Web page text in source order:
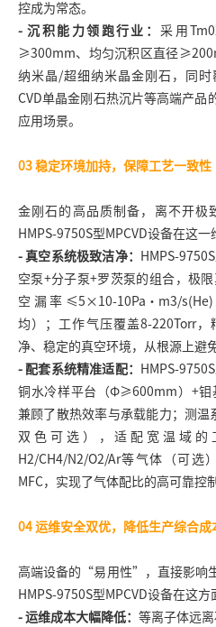
控成为常态。
- 沉积能力领跑行业：采用
≥300mm、均匀沉积区直径
纳米晶/超细纳米晶金刚石，同时
CVD单晶金刚石热沉片等高端产品
应用场景。
03稳定环境加持，保障工艺一致性
金刚石的高品质制备，离不开极
HMPS-9750S型MPCVD设备在这一
- 真空系统极致洁净： HMPS-
空泵+分子泵+罗茨泵的组合，极
空漏率≤5×10-10Pa·m3/
均）；工作气压覆盖8-220Torr
净、稳定的真空环境，从根源上避
- 配套系统精准适配： HMPS-
铜水冷样平台（Φ≥600mm）+钼
兼顾了散热效率与承载能力；测
双色可选），适配宽温域
H2/CH4/N2/O2/Ar等气体（可选
MFC，实现了气体配比的高可靠控制
04 运维安全双优，降低生产综合成
高端设备的“易用性”，直接影响
HMPS-9750S型MPCVD设备在这方
- 运维成本大幅降低： 等离子体远